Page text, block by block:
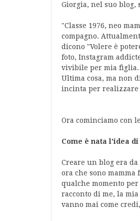
Giorgia, nel suo blog,
"Classe 1976, neo
compagno.
dicono "Volere è
foto, Instagram
vivibile per mia figlia.
Ultima cosa, ma non
incinta per realizzare
Ora cominciamo con
Come è nata l'idea
Creare un blog era
ora che sono
qualche momento
racconto di me, la
vanno mai come